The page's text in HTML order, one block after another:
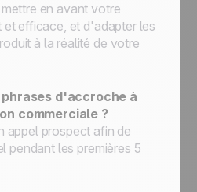
en avant votre
efficace, et d'adapter les
à la réalité de votre
d'accroche à
commerciale ?
appel prospect afin de
pendant les premières 5